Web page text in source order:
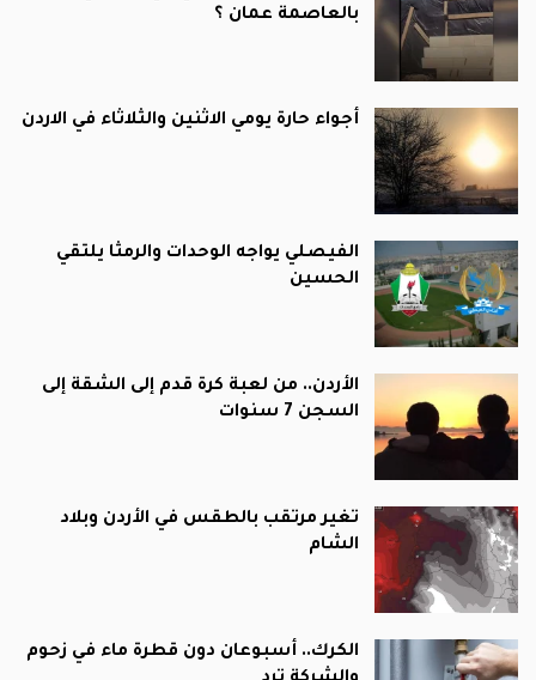
بالعاصمة عمان ؟
أجواء حارة يومي الاثنين والثلاثاء في الاردن
الفيصلي يواجه الوحدات والرمثا يلتقي
الحسين
الأردن.. من لعبة كرة قدم إلى الشقة إلى
السجن 7 سنوات
تغير مرتقب بالطقس في الأردن وبلاد
الشام
الكرك.. أسبوعان دون قطرة ماء في زحوم